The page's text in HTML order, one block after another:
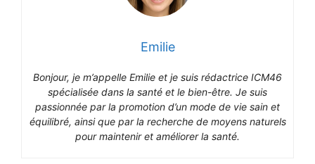
Emilie
Bonjour, je m’appelle Emilie et je suis rédactrice ICM46
spécialisée dans la santé et le bien-être. Je suis
passionnée par la promotion d’un mode de vie sain et
équilibré, ainsi que par la recherche de moyens naturels
pour maintenir et améliorer la santé.